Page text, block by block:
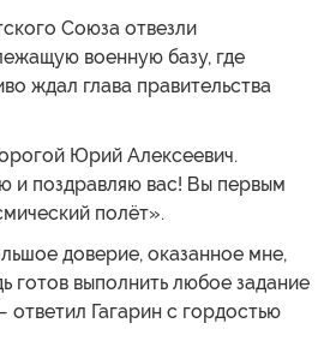
Союза отвезли
военную базу, где
ждал глава правительства
Юрий Алексеевич.
и поздравляю вас! Вы первым
полёт».
доверие, оказанное мне,
готов выполнить любое задание
Гагарин с гордостью